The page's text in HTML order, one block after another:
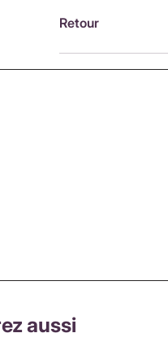
fonction du pays
France, par
Retour
aussi